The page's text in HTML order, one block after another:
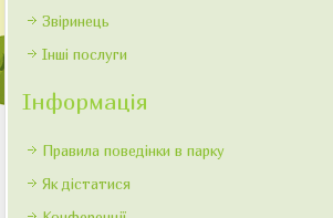
Звіринець
Інші послуги
Інформація
Правила поведінки в парку
Як дістатися